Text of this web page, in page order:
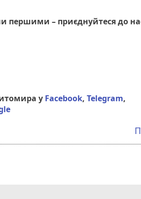
першими – приєднуйтеся до
у Facebook,Telegram,